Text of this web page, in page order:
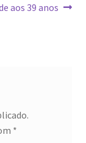
aos 39 anos
*